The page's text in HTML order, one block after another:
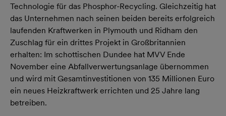
Technologie für das Phosphor-Recycling. Gleichzeitig hat
das Unternehmen nach seinen beiden bereits erfolgreich
laufenden Kraftwerken in Plymouth und Ridham den
Zuschlag für ein drittes Projekt in Großbritannien
erhalten: Im schottischen Dundee hat MVV Ende
November eine Abfallverwertungsanlage übernommen
und wird mit Gesamtinvestitionen von 135 Millionen Euro
ein neues Heizkraftwerk errichten und 25 Jahre lang
betreiben.